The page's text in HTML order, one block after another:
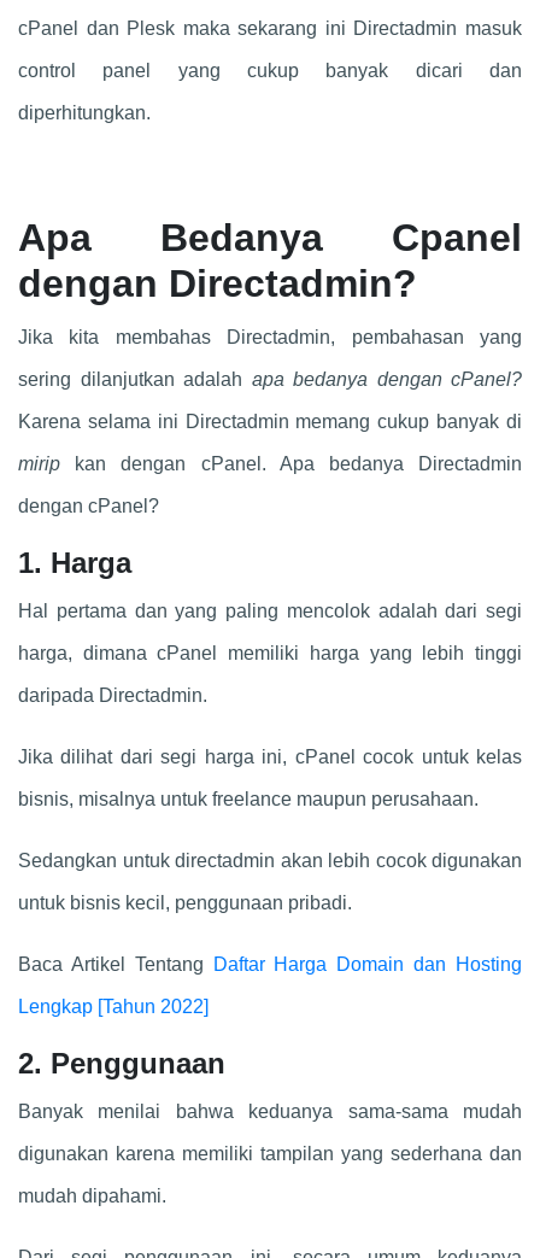
cPanel dan Plesk maka sekarang ini Directadmin masuk
control panel yang cukup banyak dicari dan
diperhitungkan.
Apa Bedanya Cpanel
dengan Directadmin?
Jika kita membahas Directadmin, pembahasan yang
sering dilanjutkan adalah apa bedanya dengan cPanel?
Karena selama ini Directadmin memang cukup banyak di
mirip kan dengan cPanel. Apa bedanya Directadmin
dengan cPanel?
1. Harga
Hal pertama dan yang paling mencolok adalah dari segi
harga, dimana cPanel memiliki harga yang lebih tinggi
daripada Directadmin.
Jika dilihat dari segi harga ini, cPanel cocok untuk kelas
bisnis, misalnya untuk freelance maupun perusahaan.
Sedangkan untuk directadmin akan lebih cocok digunakan
untuk bisnis kecil, penggunaan pribadi.
Baca Artikel Tentang Daftar Harga Domain dan Hosting
Lengkap [Tahun 2022]
2. Penggunaan
Banyak menilai bahwa keduanya sama-sama mudah
digunakan karena memiliki tampilan yang sederhana dan
mudah dipahami.